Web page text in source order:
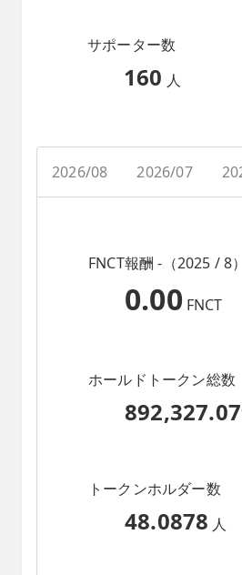
サポーター数
160 人
2026/08 2026/07
FNCT報酬 -（2025 / 8）
0.00 FNCT
ホールドトークン総数
トークンホルダー数
48.0878 人